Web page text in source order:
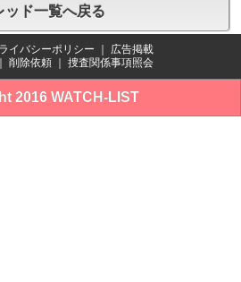
ッド一覧へ戻る
イバシーポリシー
広告掲載
削除依頼 捜査関係事項照会
2016 WATCH-LIST